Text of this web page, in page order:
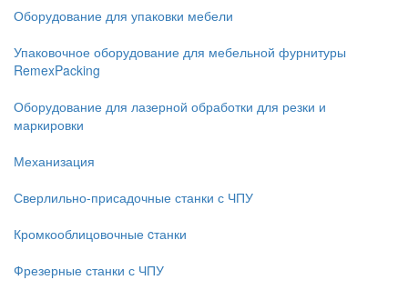
Оборудование для упаковки мебели
Упаковочное оборудование для мебельной фурнитуры
RemexPacking
Оборудование для лазерной обработки для резки и
маркировки
Механизация
Сверлильно-присадочные станки с ЧПУ
Кромкооблицовочные cтанки
Фрезерные станки с ЧПУ